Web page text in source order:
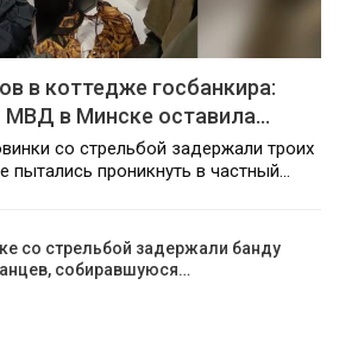
в коттедже госбанкира:
МВД в Минске оставила…
со стрельбой задержали троих
пытались проникнуть в частный…
со стрельбой задержали банду
собиравшуюся…